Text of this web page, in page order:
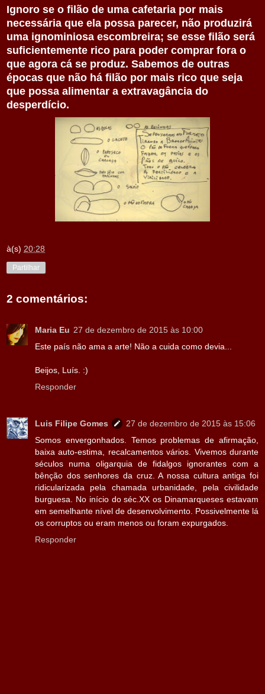
Ignoro se o filão de uma cafetaria por mais
necessária que ela possa parecer, não produzirá
uma ignominiosa escombreira; se esse filão será
suficientemente rico para poder comprar fora o
que agora cá se produz. Sabemos de outras
épocas que não há filão por mais rico que seja
que possa alimentar a extravagância do
desperdício.
à(s) 20:28
Partilhar
2 comentários:
Maria Eu 27 de dezembro de 2015 às 10:00
Este país não ama a arte! Não a cuida como devia...
Beijos, Luís. :)
Responder
Luis Filipe Gomes
27 de dezembro de 2015 às 15:06
Somos envergonhados. Temos problemas de afirmação,
baixa auto-estima, recalcamentos vários. Vivemos durante
séculos numa oligarquia de fidalgos ignorantes com a
bênção dos senhores da cruz. A nossa cultura antiga foi
ridicularizada pela chamada urbanidade, pela civilidade
burguesa. No início do séc.XX os Dinamarqueses estavam
em semelhante nível de desenvolvimento. Possivelmente lá
os corruptos ou eram menos ou foram expurgados.
Responder